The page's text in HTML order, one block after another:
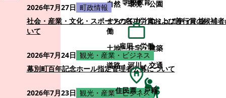
自然・環境・公園
まちづくり・コミュニティ・協
働
土地・住宅・建築
道路・河川・交通
2026年7月27日 町政情報
社会・産業・文化・スポーツの各功労賞および善行賞の候補
いて
2026年7月24日 観光・産業・ビジネス
幕別町百年記念ホール指定管理者公募について
2026年7月23日 観光・産業・ビジネス
雇用・労働
住民票・戸籍